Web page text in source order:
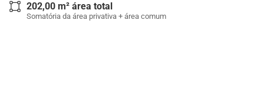
202,00 m² área total
Somatória da área privativa + área comum